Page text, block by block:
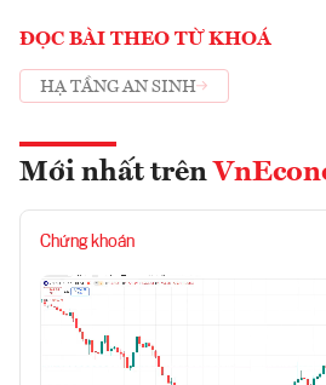
ĐỌC BÀI THEO TỪ KHOÁ
HẠ TẦNG AN SINH
Mới nhất trên
Chứng khoán